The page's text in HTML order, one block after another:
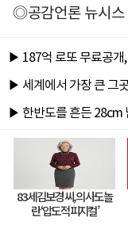
◎공감언론 뉴시스